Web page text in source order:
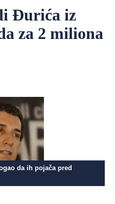
Đurića iz
za 2 miliona
da ih pojača pred